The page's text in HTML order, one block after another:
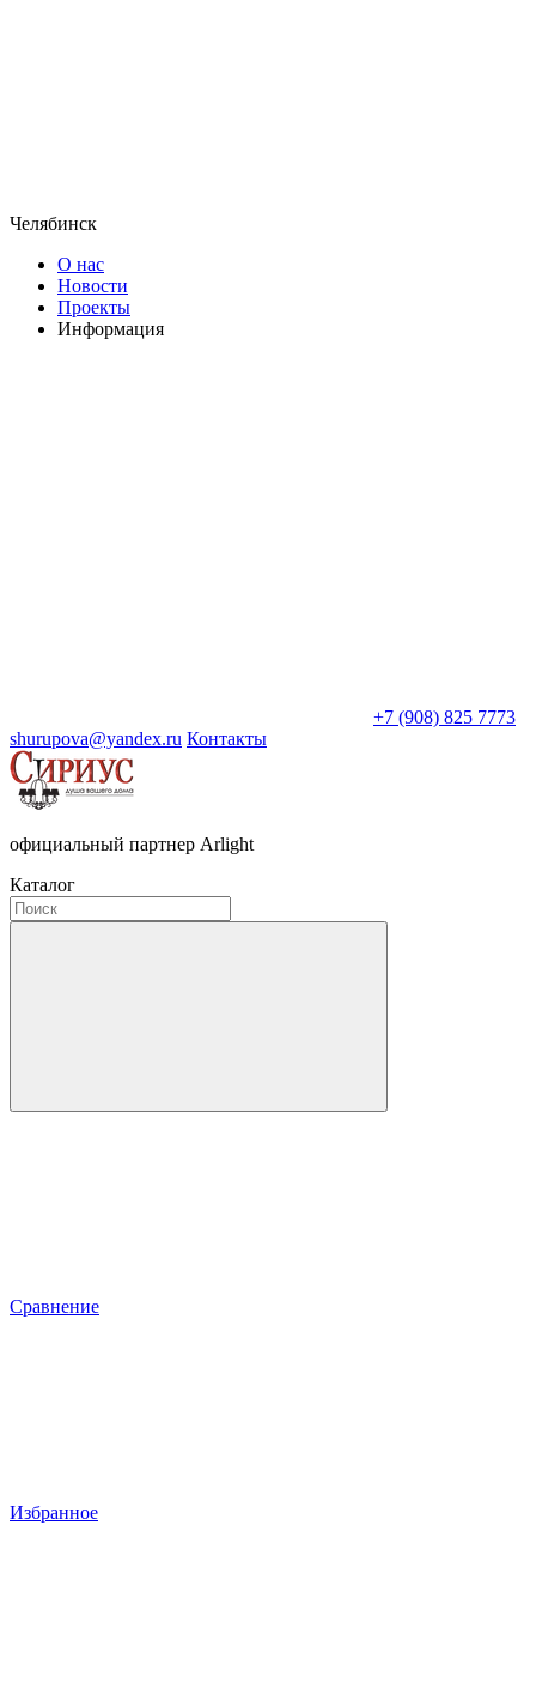
Челябинск
О нас
Новости
Проекты
Информация
+7 (908) 825 7773
shurupova@yandex.ru Контакты
официальный партнер Arlight
Каталог
Сравнение
Избранное